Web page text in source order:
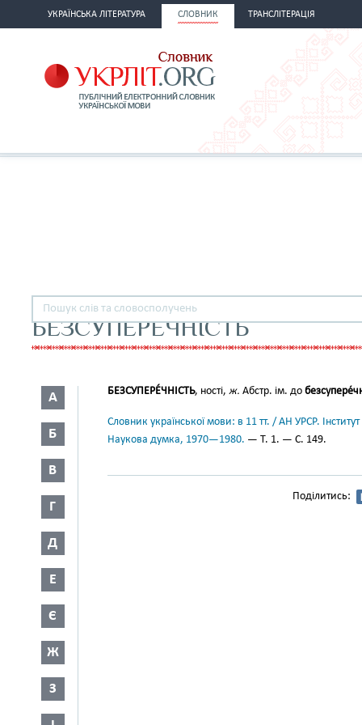
УКРАЇНСЬКА ЛІТЕРАТУРА СЛОВНИК ТРАНСЛІТЕРАЦІЯ
БЕЗСУПЕРЕЧНІСТЬ
А
Б
В
Г
Д
Е
Є
Ж
З
БЕЗСУПЕРЕ́ЧНІСТЬ, ності, ж. Абстр. ім. до
Словник української мови: в 11 тт. / АН УРСР.
Наукова думка, 1970—1980. — Т. 1. — С. 149.
Поділитись: